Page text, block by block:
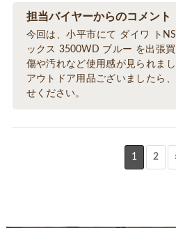
担当バイヤーからのコメント
今回は、小平市にて ダイワ ト
ックス 3500WD ブルー を出張
傷や汚れなど使用感が見られま
アウトドア用品ございましたら
せください。
1 2